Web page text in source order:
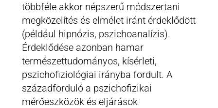
többféle akkor népszerű módszertani
megközelítés és elmélet iránt érdeklődött
(például hipnózis, pszichoanalízis).
Érdeklődése azonban hamar
természettudományos, kísérleti,
pszichofiziológiai irányba fordult. A
századforduló a pszichofizikai
mérőeszközök és eljárások